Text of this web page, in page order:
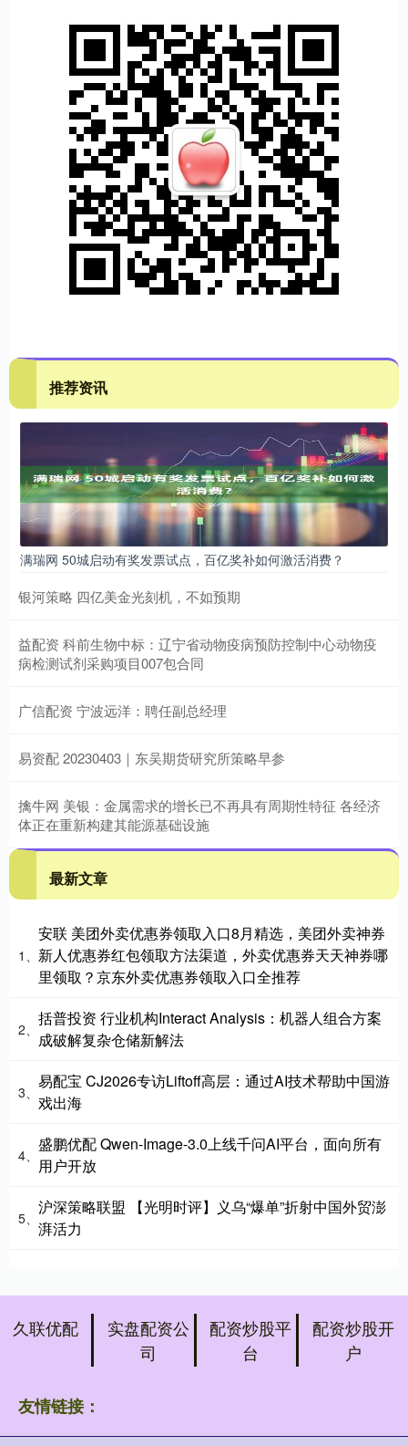
推荐资讯
满瑞网 50城启动有奖发票试点，百亿奖补如何激活消费？
银河策略 四亿美金光刻机，不如预期
益配资 科前生物中标：辽宁省动物疫病预防控制中心动物疫
病检测试剂采购项目007包合同
广信配资 宁波远洋：聘任副总经理
易资配 20230403｜东吴期货研究所策略早参
擒牛网 美银：金属需求的增长已不再具有周期性特征 各经济
体正在重新构建其能源基础设施
最新文章
1、
安联 美团外卖优惠券领取入口8月精选，美团外卖神券
新人优惠券红包领取方法渠道，外卖优惠券天天神券哪
里领取？京东外卖优惠券领取入口全推荐
2、
括普投资 行业机构Interact Analysis：机器人组合方案
成破解复杂仓储新解法
3、
易配宝 CJ2026专访Liftoff高层：通过AI技术帮助中国游
戏出海
4、
盛鹏优配 Qwen-Image-3.0上线千问AI平台，面向所有
用户开放
5、
沪深策略联盟 【光明时评】义乌“爆单”折射中国外贸澎
湃活力
久联优配
实盘配资公
司
配资炒股平
台
配资炒股开
户
友情链接：